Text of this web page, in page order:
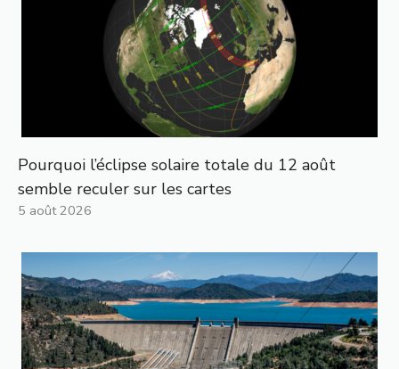
Pourquoi l’éclipse solaire totale du 12 août
semble reculer sur les cartes
5 août 2026